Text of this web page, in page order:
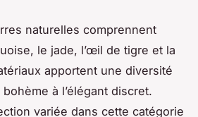
naturelles comprennent
le jade, l’œil de tigre et la
apportent une diversité
à l’élégant discret.
variée dans cette catégorie